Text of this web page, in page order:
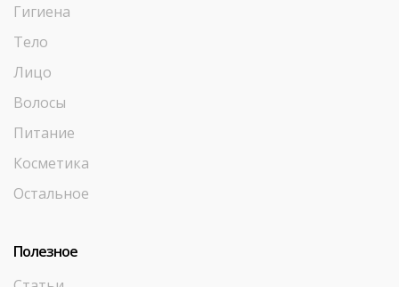
Гигиена
Тело
Лицо
Волосы
Питание
Косметика
Остальное
Полезное